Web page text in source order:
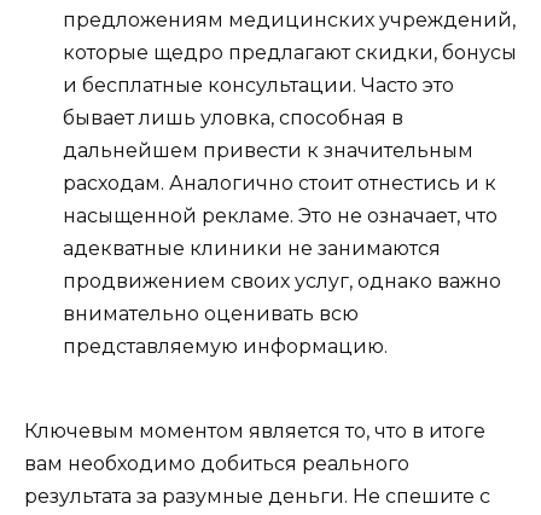
предложениям медицинских учреждений,
которые щедро предлагают скидки, бонусы
и бесплатные консультации. Часто это
бывает лишь уловка, способная в
дальнейшем привести к значительным
расходам. Аналогично стоит отнестись и к
насыщенной рекламе. Это не означает, что
адекватные клиники не занимаются
продвижением своих услуг, однако важно
внимательно оценивать всю
представляемую информацию.
Ключевым моментом является то, что в итоге
вам необходимо добиться реального
результата за разумные деньги. Не спешите с